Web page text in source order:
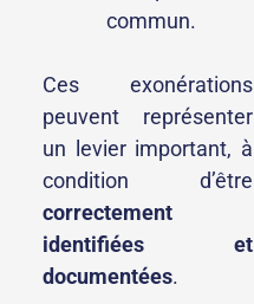
commun.
Ces exonérations
peuvent représenter
un levier important, à
condition d’être
correctement
identifiées et
documentées.